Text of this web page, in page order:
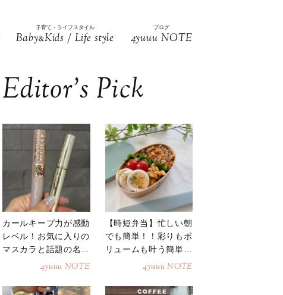
子育て・ライフスタイル
Baby&Kids / Life style
ブログ
4yuuu NOTE
Editor’s Pick
カールキープ力が感動
レベル！お気に入りの
マスカラと話題の名品
4yuuu NOTE
【時短弁当】忙しい朝
でも簡単！！彩りもボ
リュームも叶う簡単そ
4yuuu NOTE